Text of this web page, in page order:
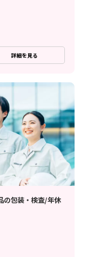
詳細を見る
の包装・検査/年休